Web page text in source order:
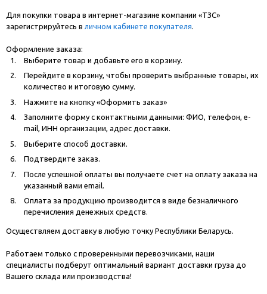
Для покупки товара в интернет-магазине компании «ТЗС»
зарегистрируйтесь в личном кабинете покупателя
Оформление заказа:
Выберите товар и добавьте его в корзину.
Перейдите в корзину, чтобы проверить выбранные товары, их
количество и итоговую сумму.
Нажмите на кнопку «Оформить заказ»
Заполните форму с контактными данными: ФИО, телефон, e-
mail, ИНН организации, адрес доставки.
Выберите способ доставки.
Подтвердите заказ.
После успешной оплаты вы получаете счет на оплату заказа на
указанный вами email.
Оплата за продукцию производится в виде безналичного
перечисления денежных средств.
Осуществляем доставку в любую точку Республики Беларусь.
Работаем только с проверенными перевозчиками, наши
специалисты подберут оптимальный вариант доставки груза до
Вашего склада или производства!